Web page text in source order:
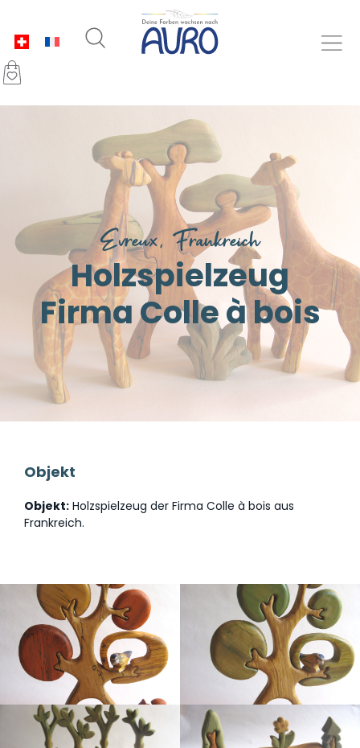
Evreux, Frankreich
Holzspielzeug
Firma Colle à bois
Objekt
Objekt: Holzspielzeug der Firma Colle à bois aus
Frankreich.